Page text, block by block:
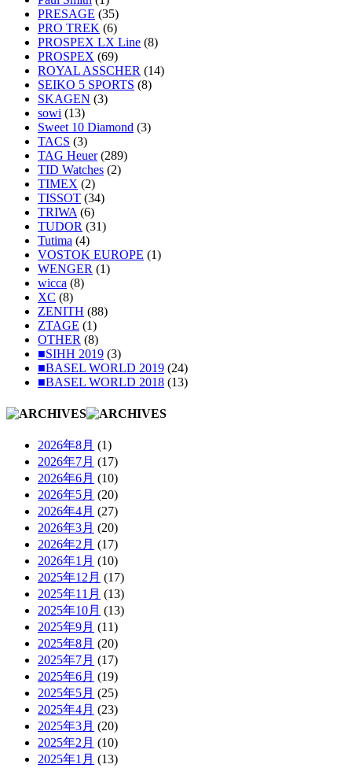
PRESAGE (35)
PRO TREK (6)
PROSPEX LX Line (8)
PROSPEX (69)
ROYAL ASSCHER (14)
SEIKO 5 SPORTS (8)
SKAGEN (3)
sowi (13)
Sweet 10 Diamond (3)
TACS (3)
TAG Heuer(289)
TID Watches (2)
TIMEX (2)
TISSOT (34)
TRIWA (6)
TUDOR (31)
Tutima (4)
VOSTOK EUROPE (1)
WENGER (1)
wicca (8)
XC (8)
ZENITH (88)
ZTAGE (1)
OTHER (8)
■SIHH 2019 (3)
■BASEL WORLD 2019 (24)
■BASEL WORLD 2018 (13)
2026年8月 (1)
2026年7月 (17)
2026年6月 (10)
2026年5月 (20)
2026年4月 (27)
2026年3月 (20)
2026年2月 (17)
2026年1月 (10)
2025年12月 (17)
2025年11月 (13)
2025年10月 (13)
2025年9月 (11)
2025年8月 (20)
2025年7月 (17)
2025年6月 (19)
2025年5月 (25)
2025年4月 (23)
2025年3月 (20)
2025年2月 (10)
2025年1月 (13)